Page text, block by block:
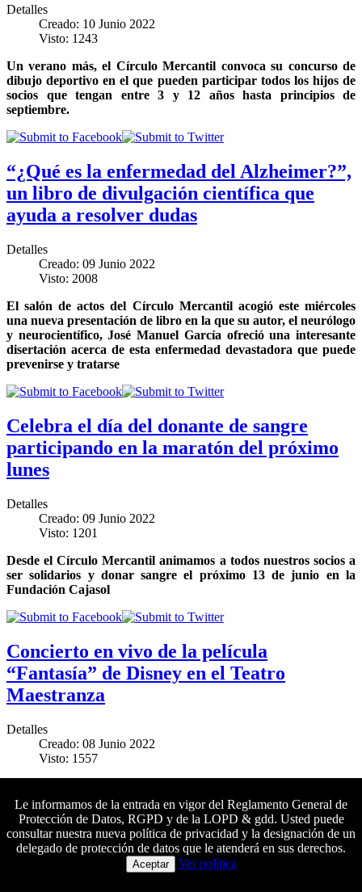
Detalles
Creado: 10 Junio 2022
Visto: 1243
Un verano más, el Círculo Mercantil convoca su concurso de
dibujo deportivo en el que pueden participar todos los hijos de
socios que tengan entre 3 y 12 años hasta principios de
septiembre.
“¿Qué es la enfermedad del Alzheimer?”,
un libro de divulgación científica que
ayuda a resolver dudas
Detalles
Creado: 09 Junio 2022
Visto: 2008
El salón de actos del Círculo Mercantil acogió este miércoles
una nueva presentación de libro en la que su autor, el neurólogo
y neurocientífico, José Manuel García ofreció una interesante
disertación acerca de esta enfermedad devastadora que puede
prevenirse y tratarse
Celebra el día del donante de sangre
participando en la maratón del próximo
lunes
Detalles
Creado: 09 Junio 2022
Visto: 1201
Desde el Círculo Mercantil animamos a todos nuestros socios a
ser solidarios y donar sangre el próximo 13 de junio en la
Fundación Cajasol
Concierto en vivo de la película
“Fantasía” de Disney en el Teatro
Maestranza
Detalles
Creado: 08 Junio 2022
Visto: 1557
entradas para este concierto de la Real Orquesta Sinfónica de
Sevilla que tendrá lugar el próximo fin de semana
‘Una vida a todo color’ y el arte de vivir
Colaboradores principales
Le informamos de la entrada en vigor del Reglamento General de
Protección de Datos, RGPD y de la LOPD & gdd. Usted puede
consultar nuestra nueva política de privacidad y la designación de un
delegado de protección de datos que le atenderá en sus derechos.
Aceptar Ver política